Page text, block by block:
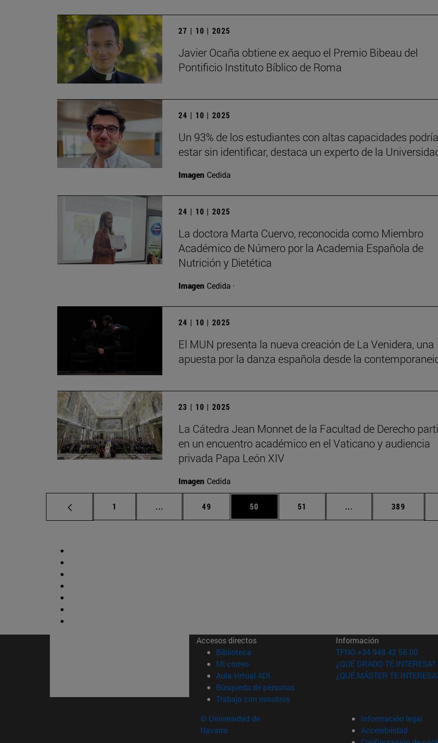
27 | 10 | 2025
Javier Ocaña obtiene ex aequo el Premio Bibeau del
Pontificio Instituto Bíblico de Roma
24 | 10 | 2025
Un 93% de los estudiantes con altas capacidades
estar sin identificar, destaca un experto de la
Imagen Cedida
24 | 10 | 2025
La doctora Marta Cuervo, reconocida como Miembro
Académico de Número por la Academia Española de
Nutrición y Dietética
Imagen Cedida ·
24 | 10 | 2025
El MUN presenta la nueva creación de La Venidera, una
apuesta por la danza española desde la
23 | 10 | 2025
La Cátedra Jean Monnet de la Facultad de Derecho
en un encuentro académico en el Vaticano y audiencia
privada Papa León XIV
Imagen Cedida
Página
1 ... Páginas intermedias Use TAB para desplazarse.
Página
49 Página
50 Página
51 ... Páginas intermedias
Página
389
Accesos directos
Biblioteca (abre en nueva ventana)
Mi correo(abre en nueva ventana)
Aula virtual ADI (abre en nueva ventana)
Búsqueda de personas(abre en nueva ventana)
Trabaja con nosotros(abre en nueva ventana)
Información
TFNO +34 948 42 56 00
¿QUÉ GRADO TE INTERESA?
¿QUÉ MÁSTER TE
© Universidad de
Navarra
Información legal
Accesibilidad